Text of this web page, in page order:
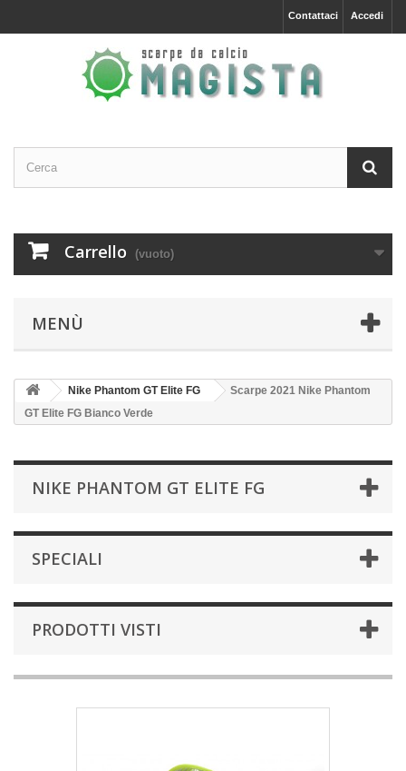
Accedi
Contattaci
Carrello (vuoto)
MENÙ
Nike Phantom GT Elite FG
Scarpe 2021 Nike Phantom
GT Elite FG Bianco Verde
NIKE PHANTOM GT ELITE FG
SPECIALI
PRODOTTI VISTI